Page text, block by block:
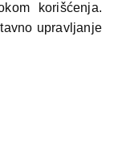
korišćenja.
upravljanje